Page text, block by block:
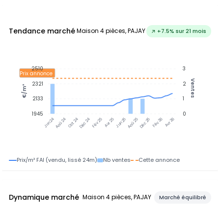
Tendance marchéMaison 4 pièces, PAJAY ↗ +7.5% sur 21 mois
Jun 24Aoû 24Oct 24Déc 24Fév 25 Avr 25 Jun 25Aoû 25Déc 25 Fév 26 Avr 26
Prix annonce
3
2
1
0
Ventes
2510
2321
2133
1945
€/m²
Prix/m² FAI (vendu, lissé 24m) Nb ventes Cette annonce
Dynamique marché Maison 4 pièces, PAJAY Marché équilibré